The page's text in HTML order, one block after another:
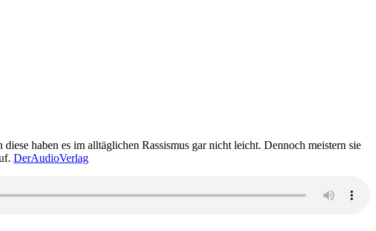
haben es im alltäglichen Rassismus gar nicht leicht. Dennoch meistern sie
DerAudioVerlag